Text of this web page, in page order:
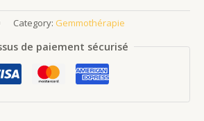
Category: Gemmothérapie
de paiement sécurisé